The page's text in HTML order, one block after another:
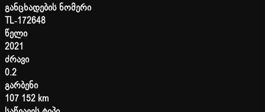
განცხადების ნომერი
TL-172648
წელი
2021
ძრავი
0.2
გარბენი
107 152 km